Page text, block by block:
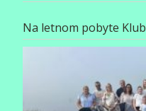
Na letnom pobyte